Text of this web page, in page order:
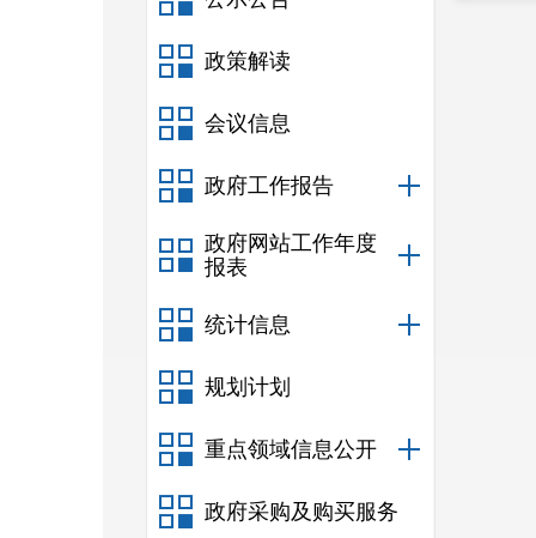
政策解读
会议信息
政府工作报告
政府网站工作年度
报表
统计信息
规划计划
重点领域信息公开
政府采购及购买服务